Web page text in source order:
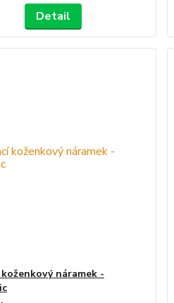
Detail
náramek -